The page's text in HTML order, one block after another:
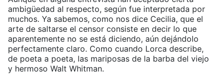
ambigüedad al respecto, según fue interpretada por
muchos. Ya sabemos, como nos dice Cecilia, que el
arte de saltarse el censor consiste en decir lo que
aparentemente no se está diciendo, aún dejándolo
perfectamente claro. Como cuando Lorca describe,
de poeta a poeta, las mariposas de la barba del viejo
y hermoso Walt Whitman.